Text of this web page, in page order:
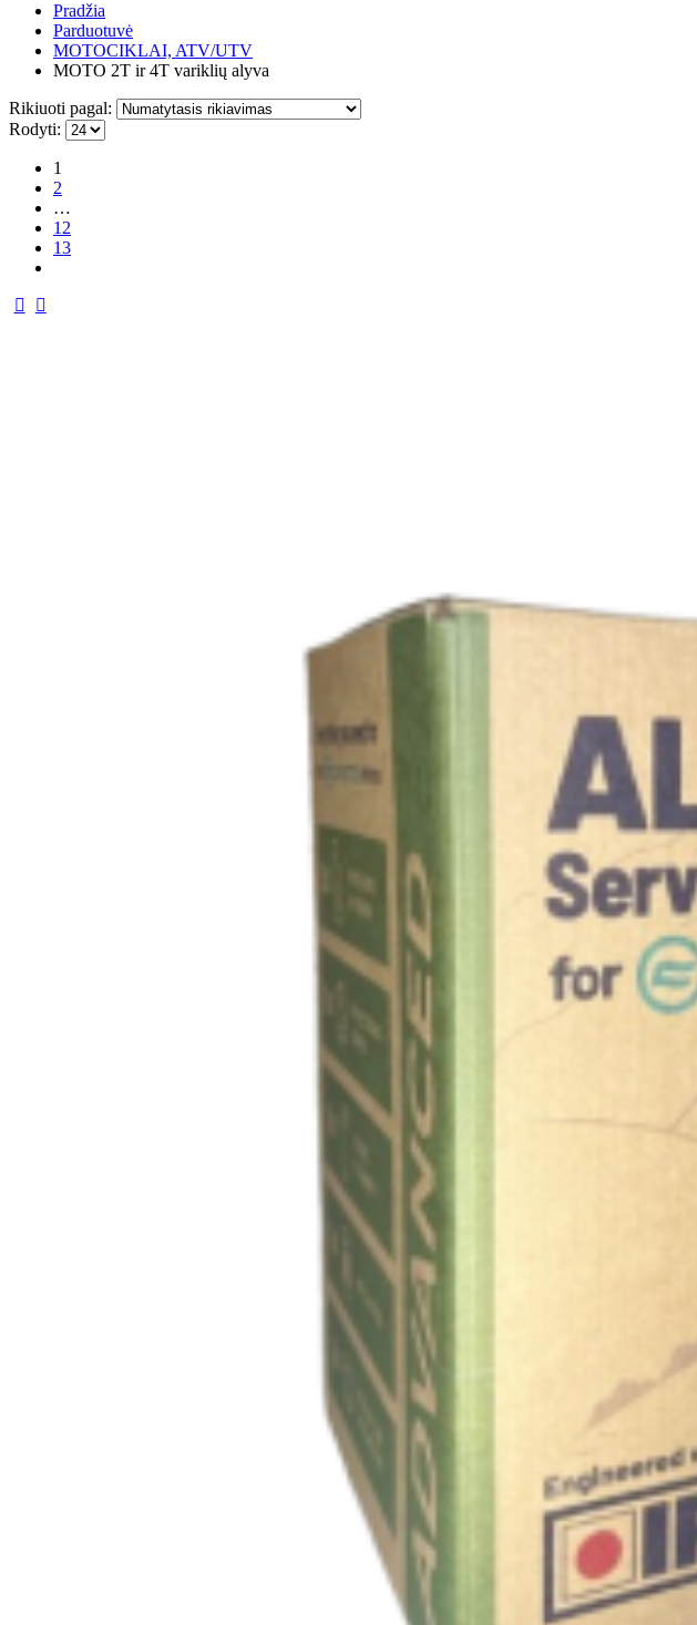
Pradžia
Parduotuvė
MOTOCIKLAI, ATV/UTV
MOTO 2T ir 4T variklių alyva
Rikiuoti pagal:
Rodyti:
1
2
…
12
13